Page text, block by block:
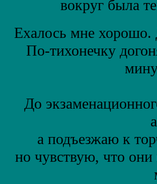
вокруг была
Ехалось мне хорошо.
По-тихонечку
До
а подъезжаю к
но чувствую, что они